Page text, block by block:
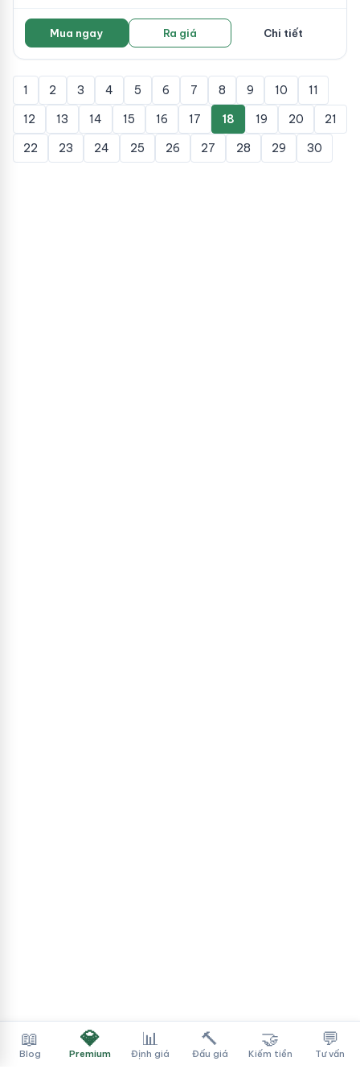
Mua ngay Ra giá Chi tiết
1 2 3 4 5 6 7 8 9 10
11
12
13 14 15 16 17 18 19 20
21
22
23 24 25 26 27 28 29 30
📖
Blog
💎
Premium
📊
Định giá
🔨
Đấu giá
🤝
Kiếm tiền
💬
Tư vấn